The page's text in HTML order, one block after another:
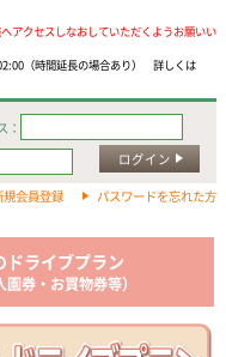
アクセスしなおしていただくようお願いい
（時間延長の場合あり） 詳しくは
：
ログイン
規会員登録 パスワードを忘れた方
ライブプラン
券・お買物券等）